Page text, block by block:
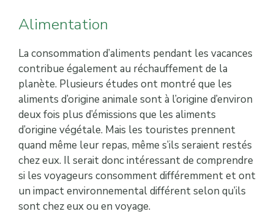
Alimentation
La consommation d’aliments pendant les vacances
contribue également au réchauffement de la
planète. Plusieurs études ont montré que les
aliments d’origine animale sont à l’origine d’environ
deux fois plus d’émissions que les aliments
d’origine végétale. Mais les touristes prennent
quand même leur repas, même s’ils seraient restés
chez eux. Il serait donc intéressant de comprendre
si les voyageurs consomment différemment et ont
un impact environnemental différent selon qu’ils
sont chez eux ou en voyage.